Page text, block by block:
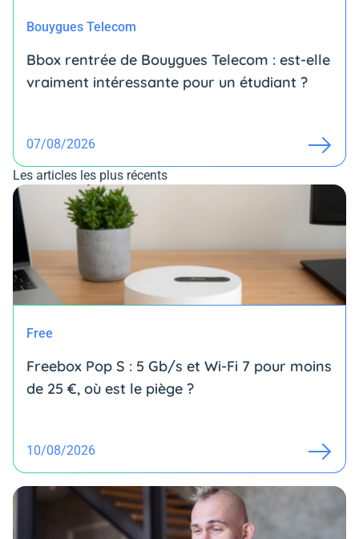
Bouygues Telecom
Bbox rentrée de Bouygues Telecom : est-elle
vraiment intéressante pour un étudiant ?
07/08/2026
Les articles les plus récents
Free
Freebox Pop S : 5 Gb/s et Wi-Fi 7 pour moins
de 25 €, où est le piège ?
10/08/2026